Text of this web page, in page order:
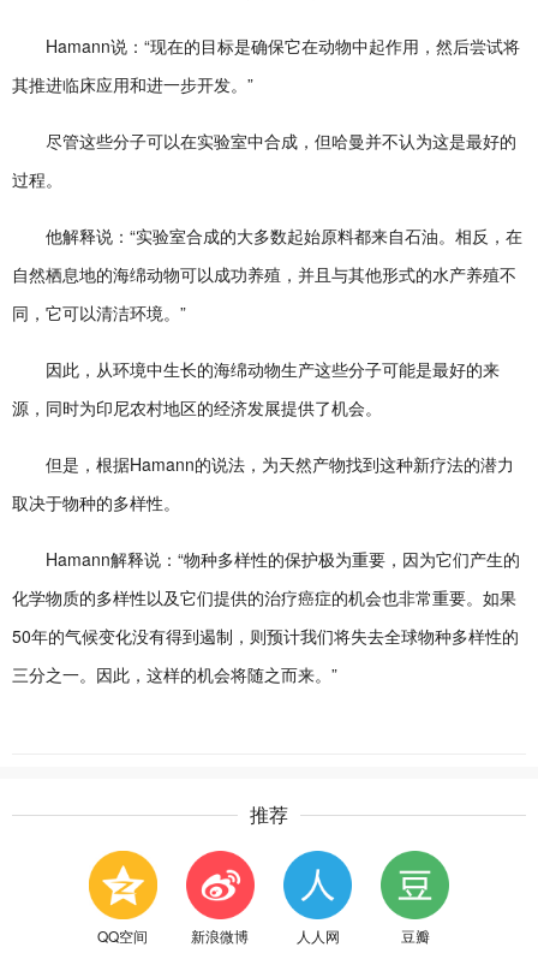
Hamann说：“现在的目标是确保它在动物中起作用，然后尝试将
其推进临床应用和进一步开发。”
尽管这些分子可以在实验室中合成，但哈曼并不认为这是最好的
过程。
他解释说：“实验室合成的大多数起始原料都来自石油。相反，在
自然栖息地的海绵动物可以成功养殖，并且与其他形式的水产养殖不
同，它可以清洁环境。”
因此，从环境中生长的海绵动物生产这些分子可能是最好的来
源，同时为印尼农村地区的经济发展提供了机会。
但是，根据Hamann的说法，为天然产物找到这种新疗法的潜力
取决于物种的多样性。
Hamann解释说：“物种多样性的保护极为重要，因为它们产生的
化学物质的多样性以及它们提供的治疗癌症的机会也非常重要。如果
50年的气候变化没有得到遏制，则预计我们将失去全球物种多样性的
三分之一。因此，这样的机会将随之而来。”
推荐
QQ空间 新浪微博 人人网 豆瓣